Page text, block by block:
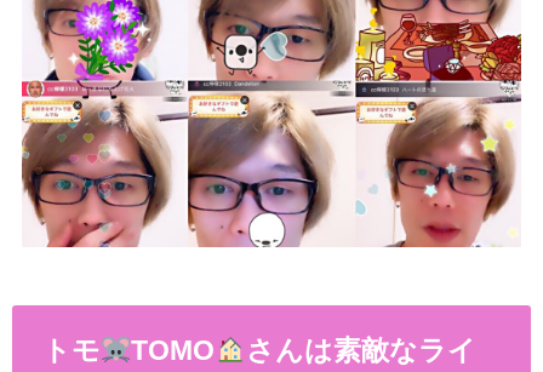
トモ TOMO さんは素敵なライ